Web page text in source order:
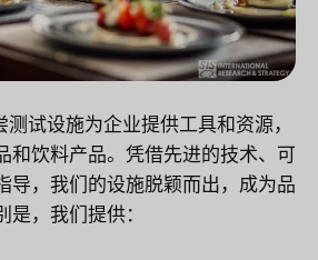
试设施为企业提供工具和资源，
和饮料产品。凭借先进的技术、可
导，我们的设施脱颖而出，成为品
，我们提供：